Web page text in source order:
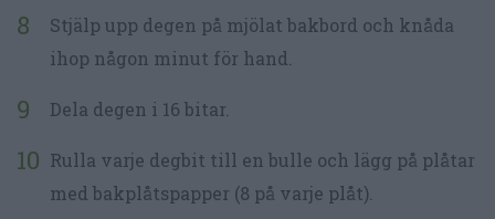
Stjälp upp degen på mjölat bakbord och knåda
ihop någon minut för hand.
Dela degen i 16 bitar.
Rulla varje degbit till en bulle och lägg på plåtar
med bakplåtspapper (8 på varje plåt).